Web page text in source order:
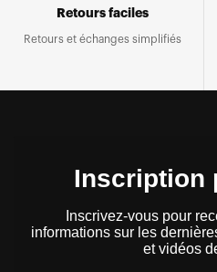
Retours faciles
Retours et échanges simplifiés
Inscription
Inscrivez-vous pour
informations sur les
et vidéos